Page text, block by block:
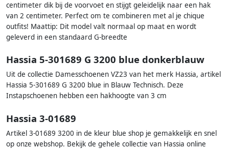
centimeter dik bij de voorvoet en stijgt geleidelijk naar een hak
van 2 centimeter. Perfect om te combineren met al je chique
outfits! Maattip: Dit model valt normaal op maat en wordt
geleverd in een standaard G-breedte
Hassia 5-301689 G 3200 blue donkerblauw
Uit de collectie Damesschoenen VZ23 van het merk Hassia, artikel
Hassia 5-301689 G 3200 blue in Blauw Technisch. Deze
Instapschoenen hebben een hakhoogte van 3 cm
Hassia 3-01689
Artikel 3-01689 3200 in de kleur blue shop je gemakkelijk en snel
op onze webshop. Bekijk de gehele collectie van Hassia online